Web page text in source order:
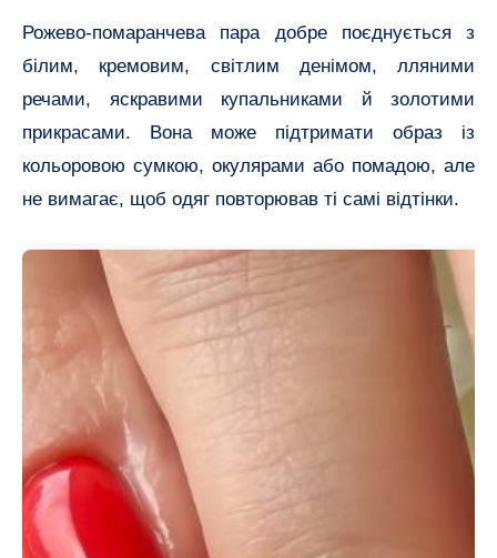
Рожево-помаранчева пара добре поєднується з
білим, кремовим, світлим денімом, лляними
речами, яскравими купальниками й золотими
прикрасами. Вона може підтримати образ із
кольоровою сумкою, окулярами або помадою, але
не вимагає, щоб одяг повторював ті самі відтінки.